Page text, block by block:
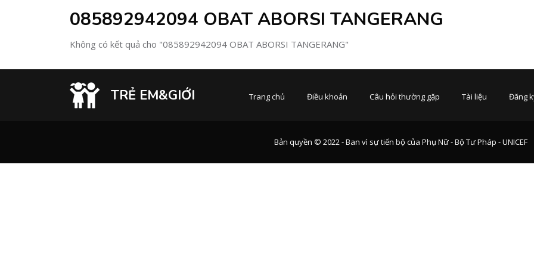
085892942094 OBAT ABORSI TANGERANG
Không có kết quả cho "085892942094 OBAT ABORSI TANGERANG"
TRẺ EM&GIỚI Trang chủ Điều khoản Câu hỏi thường gặp Tài liệu Đăng
Bản quyền © 2022 - Ban vì sự tiến bộ của Phụ Nữ - Bộ Tư Pháp - UNICEF